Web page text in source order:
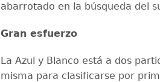
abarrotado en la búsqueda del
Gran esfuerzo
La Azul y Blanco está a dos
misma para clasificarse por